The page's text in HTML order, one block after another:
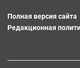
Полная версия сайта
Редакционная